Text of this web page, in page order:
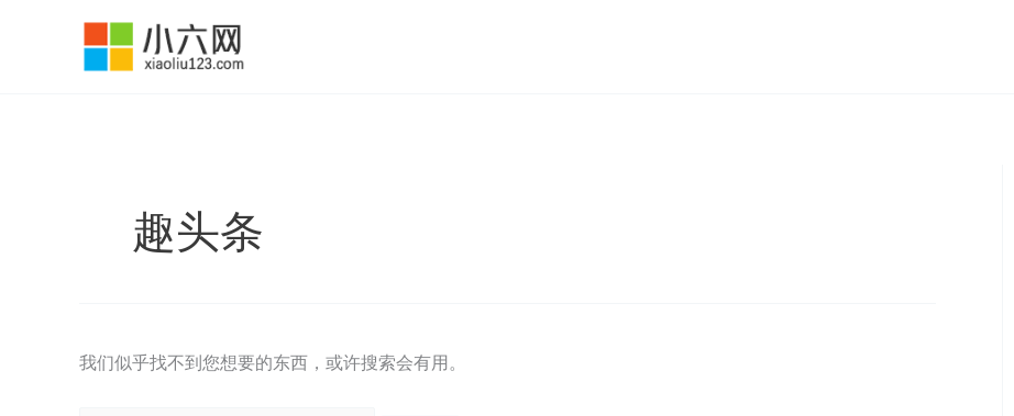
趣头条
我们似乎找不到您想要的东西，或许搜索会有用。